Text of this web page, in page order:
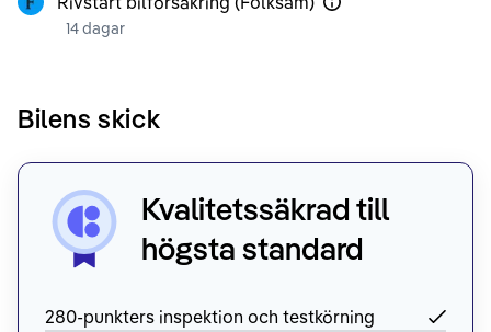
14 dagar
Bilens skick
Kvalitetssäkrad till
högsta standard
280-punkters inspektion och testkörning